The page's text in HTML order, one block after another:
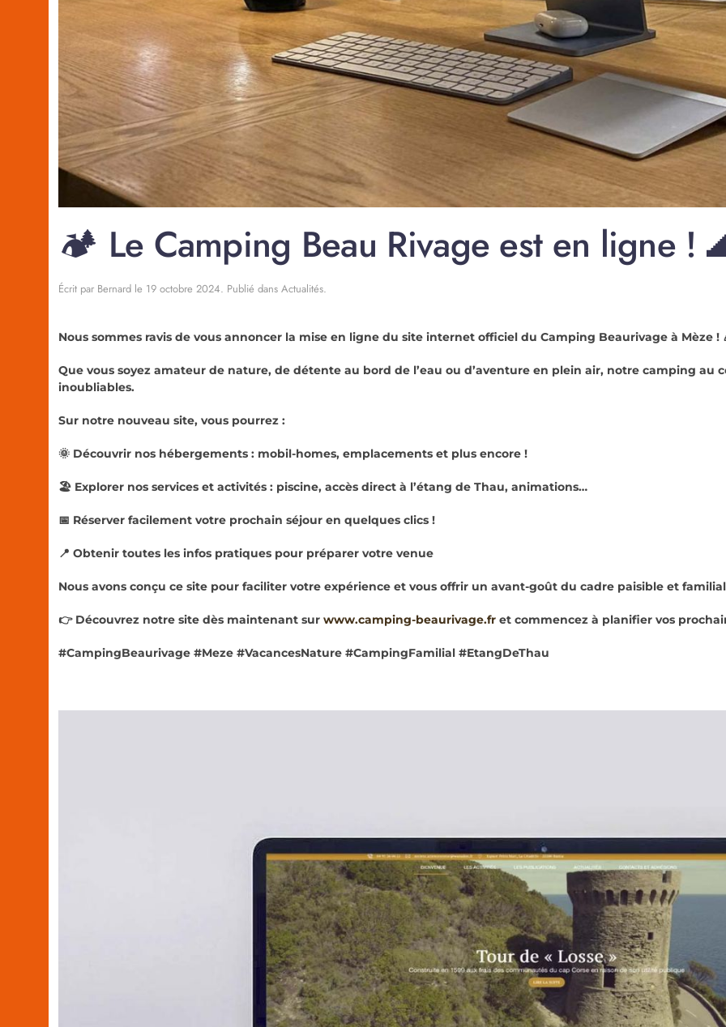
🏕️ Le Camping Beau Rivage est en ligne !
Écrit par Bernard le 19 octobre 2024. Publié dans Actualités.
Nous sommes ravis de vous annoncer la mise en ligne du site internet officiel du Camping Beaurivage à Mèze !
Que vous soyez amateur de nature, de détente au bord de l’eau ou d’aventure en plein air, notre camping au
inoubliables.
Sur notre nouveau site, vous pourrez :
🌞 Découvrir nos hébergements : mobil-homes, emplacements et plus encore !
🏖️ Explorer nos services et activités : piscine, accès direct à l’étang de Thau, animations…
📅 Réserver facilement votre prochain séjour en quelques clics !
📍 Obtenir toutes les infos pratiques pour préparer votre venue
Nous avons conçu ce site pour faciliter votre expérience et vous offrir un avant-goût du cadre paisible et
👉 Découvrez notre site dès maintenant sur www.camping-beaurivage.fr et commencez à planifier vos
#CampingBeaurivage #Meze #VacancesNature #CampingFamilial #EtangDeThau